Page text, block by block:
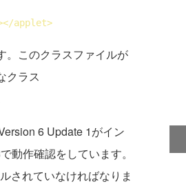
</applet>
。このクラスファイルが
クラス
6 Update 1がイン
動作確認をしています。
されていなければなりま